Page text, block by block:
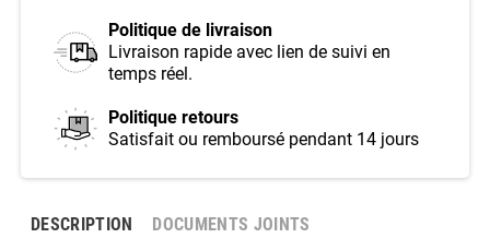
Politique de livraison
Livraison rapide avec lien de suivi en
temps réel.
Politique retours
Satisfait ou remboursé pendant 14 jours
DESCRIPTION DOCUMENTS JOINTS